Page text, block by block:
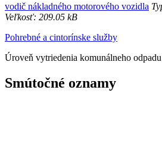
vodič nákladného motorového vozidla
Veľkosť: 209.05 kB
Pohrebné a cintorínske služby
Úroveň vytriedenia komunálneho
Smútočné oznamy